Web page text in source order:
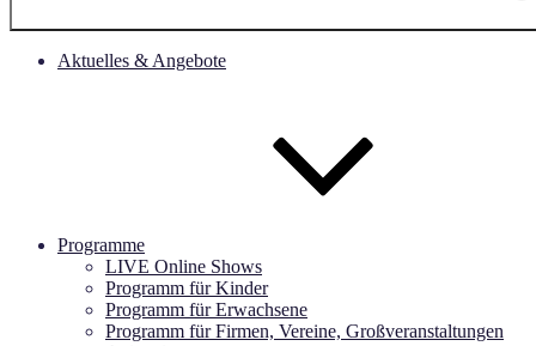
Aktuelles & Angebote
Programme
LIVE Online Shows
Programm für Kinder
Programm für Erwachsene
Programm für Firmen, Vereine, Großveranstaltungen